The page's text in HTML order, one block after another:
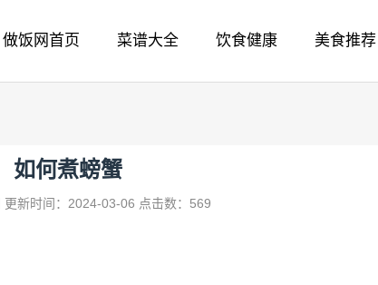
做饭网首页 菜谱大全 饮食健康 美食推荐
如何煮螃蟹
更新时间：2024-03-06 点击数：569